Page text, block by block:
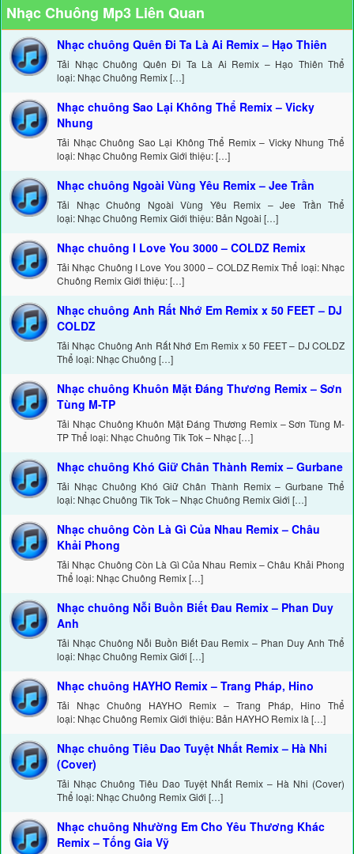
Nhạc Chuông Mp3 Liên Quan
Nhạc chuông Quên Đi Ta Là Ai Remix – Hạo Thiên
Tải Nhạc Chuông Quên Đi Ta Là Ai Remix – Hạo Thiên Thể
loại: Nhạc Chuông Remix […]
Nhạc chuông Sao Lại Không Thể Remix – Vicky
Nhung
Tải Nhạc Chuông Sao Lại Không Thể Remix – Vicky Nhung Thể
loại: Nhạc Chuông Remix Giới thiệu: […]
Nhạc chuông Ngoài Vùng Yêu Remix – Jee Trần
Tải Nhạc Chuông Ngoài Vùng Yêu Remix – Jee Trần Thể
loại: Nhạc Chuông Remix Giới thiệu: Bản Ngoài […]
Nhạc chuông I Love You 3000 – COLDZ Remix
Tải Nhạc Chuông I Love You 3000 – COLDZ Remix Thể loại: Nhạc
Chuông Remix Giới thiệu: […]
Nhạc chuông Anh Rất Nhớ Em Remix x 50 FEET – DJ
COLDZ
Tải Nhạc Chuông Anh Rất Nhớ Em Remix x 50 FEET – DJ COLDZ
Thể loại: Nhạc Chuông […]
Nhạc chuông Khuôn Mặt Đáng Thương Remix – Sơn
Tùng M-TP
Tải Nhạc Chuông Khuôn Mặt Đáng Thương Remix – Sơn Tùng M-
TP Thể loại: Nhạc Chuông Tik Tok – Nhạc […]
Nhạc chuông Khó Giữ Chân Thành Remix – Gurbane
Tải Nhạc Chuông Khó Giữ Chân Thành Remix – Gurbane Thể
loại: Nhạc Chuông Tik Tok – Nhạc Chuông Remix Giới […]
Nhạc chuông Còn Là Gì Của Nhau Remix – Châu
Khải Phong
Tải Nhạc Chuông Còn Là Gì Của Nhau Remix – Châu Khải Phong
Thể loại: Nhạc Chuông Remix […]
Nhạc chuông Nỗi Buồn Biết Đau Remix – Phan Duy
Anh
Tải Nhạc Chuông Nỗi Buồn Biết Đau Remix – Phan Duy Anh Thể
loại: Nhạc Chuông Remix Giới […]
Nhạc chuông HAYHO Remix – Trang Pháp, Hino
Tải Nhạc Chuông HAYHO Remix – Trang Pháp, Hino Thể
loại: Nhạc Chuông Remix Giới thiệu: Bản HAYHO Remix là […]
Nhạc chuông Tiêu Dao Tuyệt Nhất Remix – Hà Nhi
(Cover)
Tải Nhạc Chuông Tiêu Dao Tuyệt Nhất Remix – Hà Nhi (Cover)
Thể loại: Nhạc Chuông Remix Giới […]
Nhạc chuông Nhường Em Cho Yêu Thương Khác
Remix – Tống Gia Vỹ